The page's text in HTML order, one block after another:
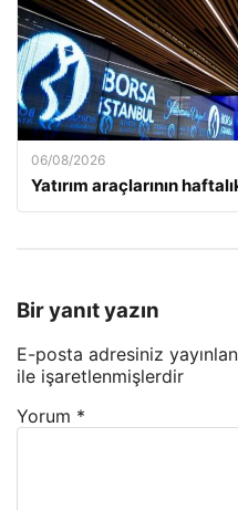
06/08/2026
Yatırım araçlarının
Bir yanıt yazın
E-posta adresiniz
ile işaretlenmişlerdir
Yorum *